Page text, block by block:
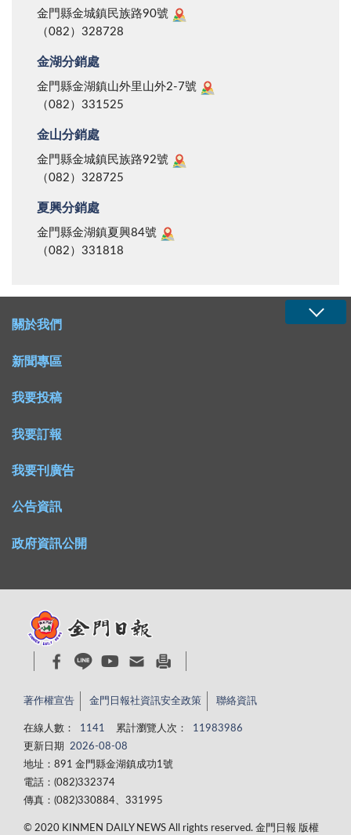
金門縣金城鎮民族路90號
（082）328728
金湖分銷處
金門縣金湖鎮山外里山外2-7號
（082）331525
金山分銷處
金門縣金城鎮民族路92號
（082）328725
夏興分銷處
金門縣金湖鎮夏興84號
（082）331818
關於我們
新聞專區
我要投稿
我要訂報
我要刊廣告
公告資訊
政府資訊公開
著作權宣告 金門日報社資訊安全政策 聯絡資訊
在線人數： 1141 累計瀏覽人次：
11983986
更新日期
2026-08-08
地址：891 金門縣金湖鎮成功1號
電話：(082)332374
傳真：(082)330884、331995
© 2020 KINMEN DAILY NEWS All rights reserved. 金門日報 版權